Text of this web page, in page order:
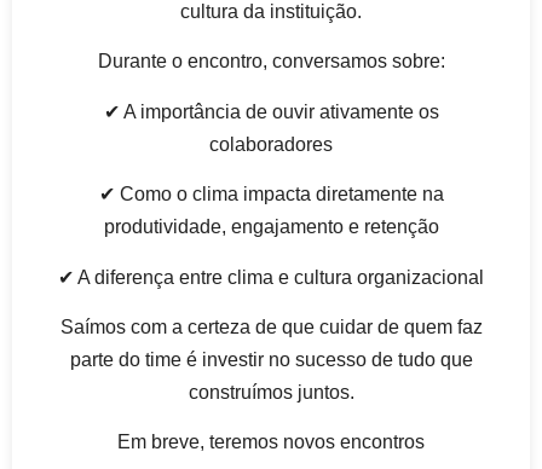
cultura da instituição.
Durante o encontro, conversamos sobre:
✔ A importância de ouvir ativamente os
colaboradores
✔ Como o clima impacta diretamente na
produtividade, engajamento e retenção
✔ A diferença entre clima e cultura organizacional
Saímos com a certeza de que cuidar de quem faz
parte do time é investir no sucesso de tudo que
construímos juntos.
Em breve, teremos novos encontros